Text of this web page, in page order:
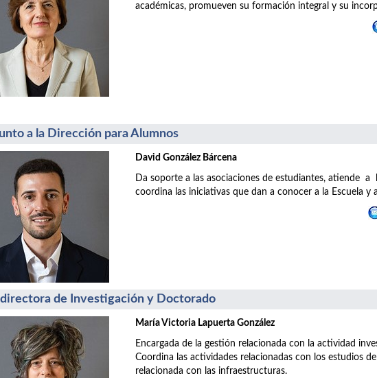
académicas, promueven su formación integral y su
a la Dirección para Alumnos
David González Bárcena
Da soporte a las asociaciones de estudiantes, atiende a
coordina las iniciativas que dan a conocer a la Escuela y
de Investigación y Doctorado
María Victoria Lapuerta González
Encargada de la gestión relacionada con la actividad
Coordina las actividades relacionadas con los estudios
relacionada con las infraestructuras.